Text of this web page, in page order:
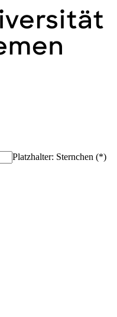
Platzhalter: Sternchen (*)